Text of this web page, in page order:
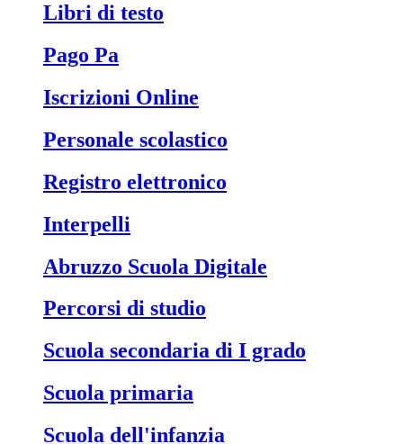
Libri di testo
Pago Pa
Iscrizioni Online
Personale scolastico
Registro elettronico
Interpelli
Abruzzo Scuola Digitale
Percorsi di studio
Scuola secondaria di I grado
Scuola primaria
Scuola dell'infanzia